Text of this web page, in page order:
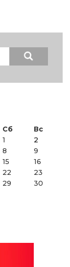
Сб
Вс
1
2
8
9
15
16
22
23
29
30